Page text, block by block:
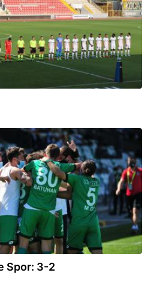
Spor: 3-2